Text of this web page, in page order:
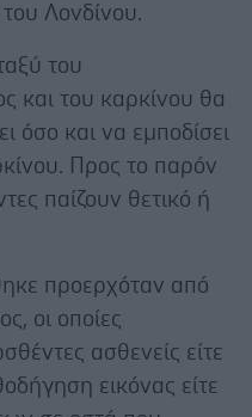
Λονδίνου.
του
και του καρκίνου θα
όσο και να εμποδίσει
Προς το παρόν
παίζουν θετικό ή
προερχόταν από
οι οποίες
ασθενείς είτε
εικόνας είτε